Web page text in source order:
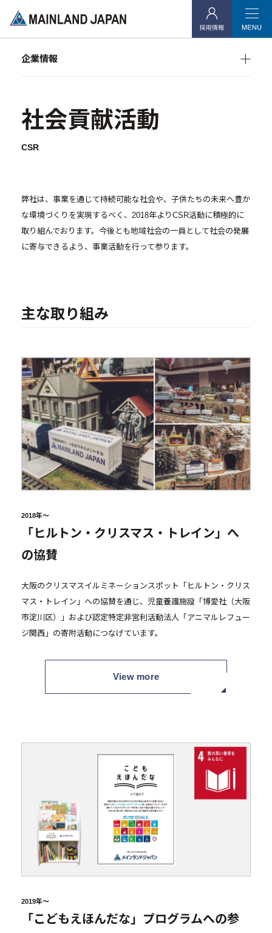
- 代表メッセージ
- 会社概要
- アクセス
投資用不動産事業
- マンション経営をお考えの方へ
- オーナーズデータ
- メインステージシリーズ
- 物件一覧
- RE:MAIN
- リノベーション物件お問い合わせ
採用情報
- 採用情報トップ
- 新卒採用
- 中途採用
- 記事一覧
ニュース / イベント
0120-634-319
受付時間：10:00〜19:00
（土日及び祝日を除く）
企業情報
社会貢献活動
CSR
弊社は、事業を通じて持続可能な社会や、子供たちの未来へ豊か
な環境づくりを実現するべく、2018年よりCSR活動に積極的に
取り組んでおります。今後とも地域社会の一員として社会の発展
に寄与できるよう、事業活動を行って参ります。
主な取り組み
2018年～
「ヒルトン・クリスマス・トレイン」へ
の協賛
大阪のクリスマスイルミネーションスポット「ヒルトン・クリス
マス・トレイン」への協賛を通じ、児童養護施設「博愛社（大阪
市淀川区）」および認定特定非営利活動法人「アニマルレフュー
ジ関西」の寄附活動につなげています。
View more
2019年～
「こどもえほんだな」プログラムへの参